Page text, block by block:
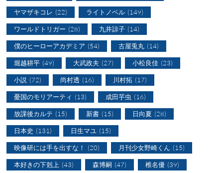
ヤマザキコレ (22) ライトノベル (149)
ワールドトリガー (28) 九井諒子 (14)
僕のヒーローアカデミア (54) 古屋兎丸 (14)
堀越耕平 (49) 大武政夫 (27) 小松良佳 (23)
小説 (72) 尚村透 (16) 川村拓 (17)
憂国のモリアーティ (13) 成田芋虫 (16)
放課後カルテ (15) 新書 (15) 日向夏 (28)
日本史 (131) 日生マユ (15)
映像研には手を出すな！ (20) 月刊少女野崎くん (15)
本好きの下剋上 (43) 森博嗣 (47) 椎名優 (39)